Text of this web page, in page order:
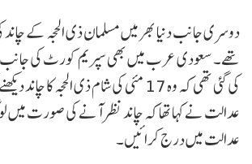
دوسری جانب دنیا بھر میں مسلمان ذی الحجہ کے
تھے۔ سعودی عرب میں بھی سپریم کورٹ کی
کی گئی تھی کہ وہ 17 مئی کی شام ذی الحجہ
عدالت نے کہا تھا کہ چاند نظر آنے کی صورت میں
عدالت میں درج کرائیں۔